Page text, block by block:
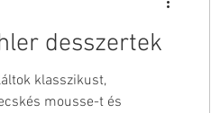
desszertek
klasszikust,
mousse-t és